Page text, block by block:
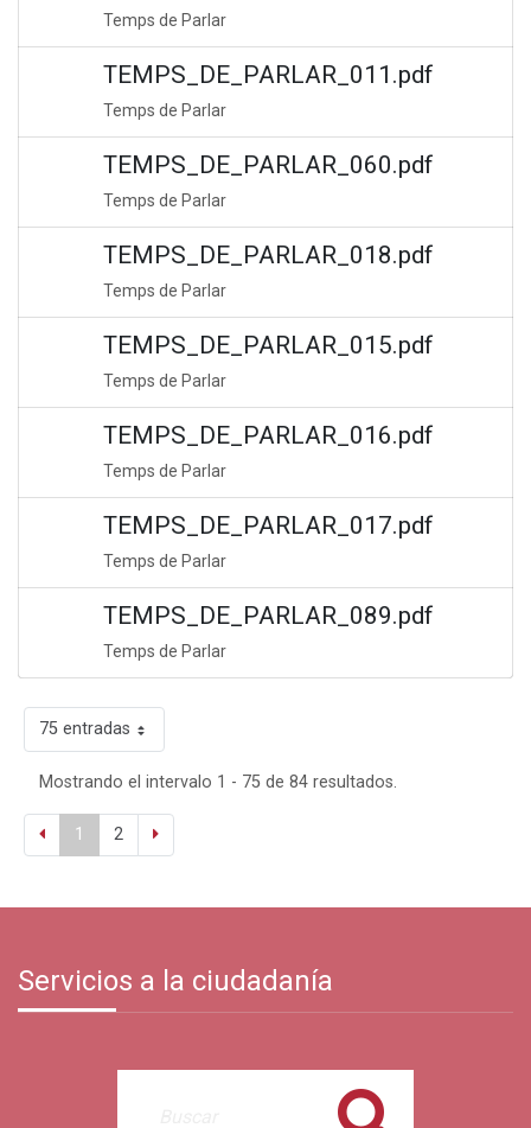
Temps de Parlar
TEMPS_DE_PARLAR_011.pdf
Temps de Parlar
TEMPS_DE_PARLAR_060.pdf
Temps de Parlar
TEMPS_DE_PARLAR_018.pdf
Temps de Parlar
TEMPS_DE_PARLAR_015.pdf
Temps de Parlar
TEMPS_DE_PARLAR_016.pdf
Temps de Parlar
TEMPS_DE_PARLAR_017.pdf
Temps de Parlar
TEMPS_DE_PARLAR_089.pdf
Temps de Parlar
75 entradas
Mostrando el intervalo 1 - 75 de 84 resultados.
1 2
Servicios a la ciudadanía
Buscar